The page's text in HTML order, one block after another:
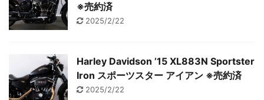
※売約済
2025/2/22
Harley Davidson ’15 XL883N Sportster
Iron スポーツスター アイアン ※売約済
2025/2/22